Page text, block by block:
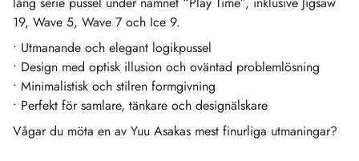
19, Wave 5, Wave 7 och Ice 9.
• Utmanande och elegant logikpussel
• Design med optisk illusion och oväntad problemlösning
• Minimalistisk och stilren formgivning
• Perfekt för samlare, tänkare och designälskare
Vågar du möta en av Yuu Asakas mest finurliga utmaningar?